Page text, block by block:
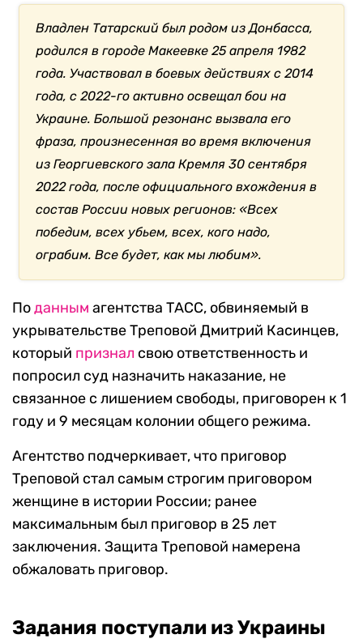
Владлен Татарский был родом из Донбасса,
родился в городе Макеевке 25 апреля 1982
года. Участвовал в боевых действиях с 2014
года, с 2022-го активно освещал бои на
Украине. Большой резонанс вызвала его
фраза, произнесенная во время включения
из Георгиевского зала Кремля 30 сентября
2022 года, после официального вхождения в
состав России новых регионов: «Всех
победим, всех убьем, всех, кого надо,
ограбим. Все будет, как мы любим».
Поданным агентства ТАСС, обвиняемый в
укрывательстве Треповой Дмитрий Касинцев,
который признал свою ответственность и
попросил суд назначить наказание, не
связанное с лишением свободы, приговорен к 1
году и 9 месяцам колонии общего режима.
Агентство подчеркивает, что приговор
Треповой стал самым строгим приговором
женщине в истории России; ранее
максимальным был приговор в 25 лет
заключения. Защита Треповой намерена
обжаловать приговор.
Задания поступали из Украины